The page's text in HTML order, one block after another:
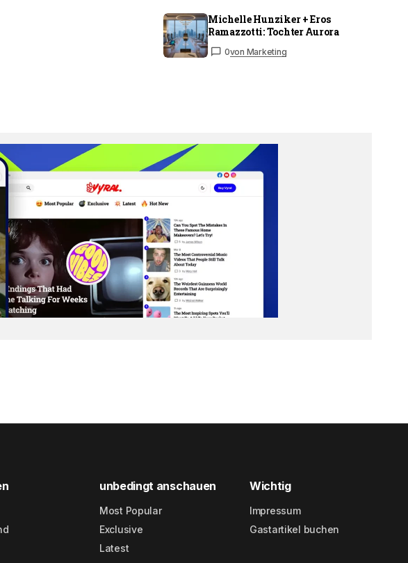
Michelle Hunziker + Eros
Ramazzotti: Tochter Aurora
0von Marketing
unbedingt anschauen
Most Popular
Exclusive
Latest
Wichtig
Impressum
Gastartikel buchen